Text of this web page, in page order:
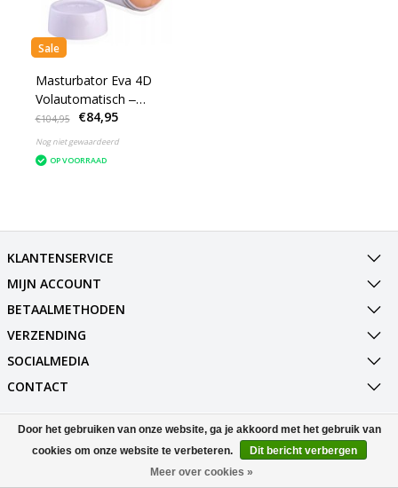
Sale
Masturbator Eva 4D
Volautomatisch ‒
intelligentie mode ‒
Geluid, zuigende en
vibrerende mode
€104,95 €84,95
Nog niet gewaardeerd
OP VOORRAAD
KLANTENSERVICE
MIJN ACCOUNT
BETAALMETHODEN
VERZENDING
SOCIALMEDIA
CONTACT
© Copyright 2026 Best Deals Online BV Powered byLightspeed
All rights reserved byInStijl Media
Door het gebruiken van onze website, ga je akkoord met het gebruik van
cookies om onze website te verbeteren.
Dit bericht verbergen
Meer over cookies »